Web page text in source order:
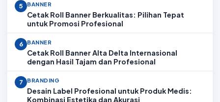
5 BANNER
Cetak Roll Banner Berkualitas: Pilihan Tepat
untuk Promosi Profesional
6 BANNER
Cetak Roll Banner Alta Delta Internasional
dengan Hasil Tajam dan Profesional
7 BRANDING
Desain Label Profesional untuk Produk Medis:
Kombinasi Estetika dan Akurasi